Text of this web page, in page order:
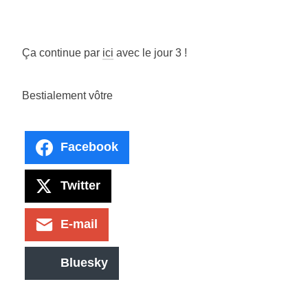
Ça continue par ici avec le jour 3 !
Bestialement vôtre
Facebook
Twitter
E-mail
Bluesky